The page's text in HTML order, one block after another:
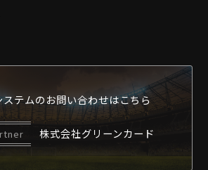
テムのお問い合わせはこちら
株式会社グリーンカード